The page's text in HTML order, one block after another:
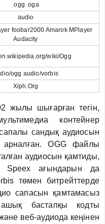
.ogg .oga
audio
foobar2000 Amarok MPlayer
Audacity
wiki/Ogg
ogg audio/vorbis
Xiph.Org
жылы шығарған тегін,
контейнер
сандық аудиосын
арналған. OGG файлы
аудиосын қамтиды,
Speex ағындарын да
төмен битрейттерде
сапасын қамтамасыз
бастапқы кодты
веб-аудиода кеңінен